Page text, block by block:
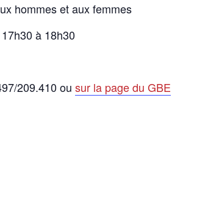
hommes et aux femmes
à 18h30
209.410 ou sur la page du GBE